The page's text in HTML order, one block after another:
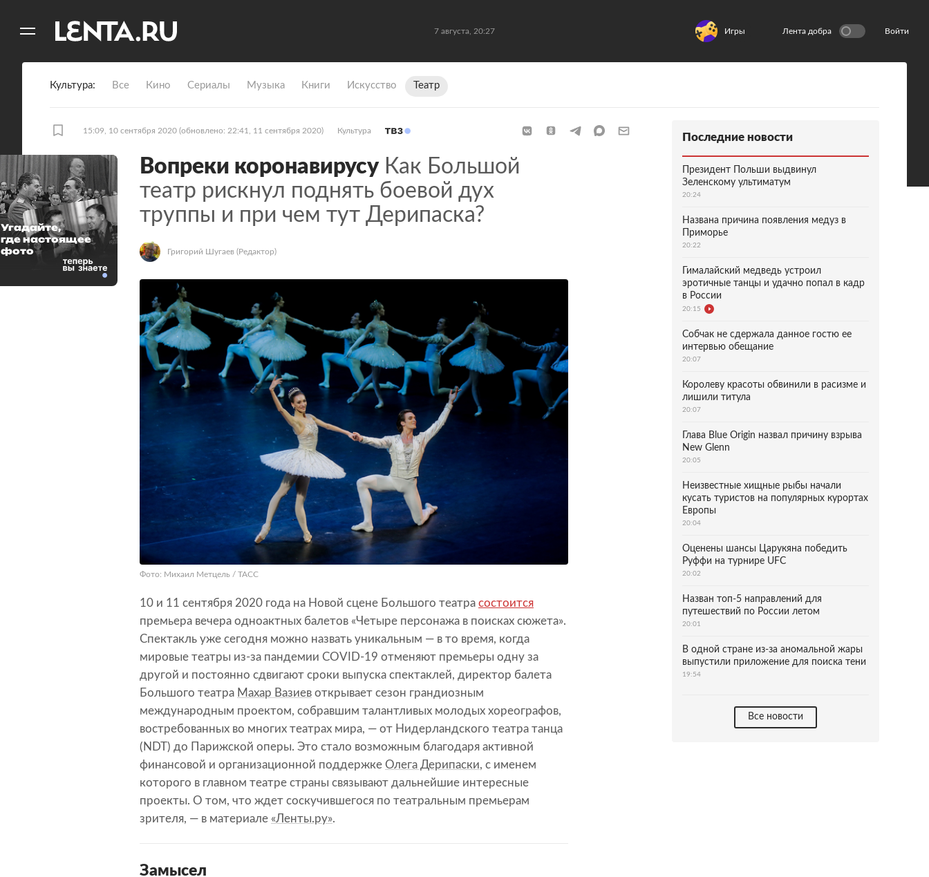
7 августа, 20:27 Игры Лента добра Войти
Культура Все Кино Сериалы Музыка Книги Искусство Театр
15:09, 10 сентября 2020 (обновлено: 22:41, 11 сентября 2020) Культура
Вопреки коронавирусуКак Большой
театр рискнул поднять боевой дух
труппы и при чем тут Дерипаска?
Григорий Шугаев (Редактор)
Фото: Михаил Метцель / ТАСС
10 и 11 сентября 2020 года на Новой сцене Большого театра состоится
премьера вечера одноактных балетов «Четыре персонажа в поисках сюжета».
Спектакль уже сегодня можно назвать уникальным — в то время, когда
мировые театры из-за пандемии COVID-19 отменяют премьеры одну за
другой и постоянно сдвигают сроки выпуска спектаклей, директор балета
Большого театра Махар Вазиев открывает сезон грандиозным
международным проектом, собравшим талантливых молодых хореографов,
востребованных во многих театрах мира, — от Нидерландского театра танца
(NDT) до Парижской оперы. Это стало возможным благодаря активной
финансовой и организационной поддержке Олега Дерипаски, с именем
которого в главном театре страны связывают дальнейшие интересные
проекты. О том, что ждет соскучившегося по театральным премьерам
зрителя, — в материале «Ленты.ру».
Замысел
Угадайте,
где настоящее
фото
Последние новости
Президент Польши выдвинул
Зеленскому ультиматум
20:24
Названа причина появления медуз в
Приморье
20:22
Гималайский медведь устроил
эротичные танцы и удачно попал в кадр
в России
20:15
Собчак не сдержала данное гостю ее
интервью обещание
20:07
Королеву красоты обвинили в расизме и
лишили титула
20:07
Глава Blue Origin назвал причину взрыва
New Glenn
20:05
Неизвестные хищные рыбы начали
кусать туристов на популярных курортах
Европы
20:04
Оценены шансы Царукяна победить
Руффи на турнире UFC
20:02
Назван топ-5 направлений для
путешествий по России летом
20:01
В одной стране из-за аномальной жары
выпустили приложение для поиска тени
19:54
Все новости